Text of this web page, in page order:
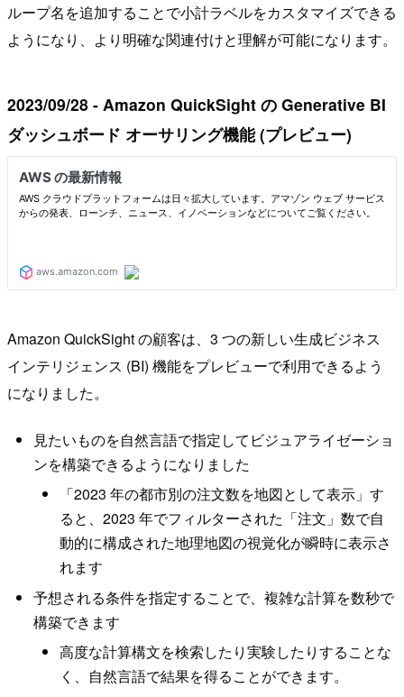
ループ名を追加することで小計ラベルをカスタマイズできる
ようになり、より明確な関連付けと理解が可能になります。
2023/09/28 - Amazon QuickSight の Generative BI
ダッシュボード オーサリング機能 (プレビュー)
Amazon QuickSight の顧客は、3 つの新しい生成ビジネス
インテリジェンス (BI) 機能をプレビューで利用できるよう
になりました。
見たいものを自然言語で指定してビジュアライゼーショ
ンを構築できるようになりました
「2023 年の都市別の注文数を地図として表示」す
ると、2023 年でフィルターされた「注文」数で自
動的に構成された地理地図の視覚化が瞬時に表示さ
れます
予想される条件を指定することで、複雑な計算を数秒で
構築できます
高度な計算構文を検索したり実験したりすることな
く、自然言語で結果を得ることができます。